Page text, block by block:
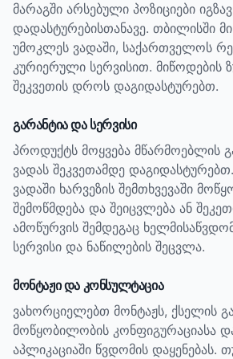
მარაგში არსებული პოზიციები
დადასტურებისთანავე. თბილისში
უმოკლეს ვადაში, საქართველოს
კურიერული სერვისით. მიწოდების
შეკვეთის დროს დაგიდასტურებთ.
გარანტია და სერვისი
პროდუქტს მოყვება მწარმოებლის
ვადას შეკვეთამდე დაგიდასტურებთ.
ვადაში ხარვეზის შემთხვევაში
შემოწმდება და შეიცვლება ან
ამოწურვის შემდეგაც
სერვისი და ნაწილების შეცვლა.
მონტაჟი და კონსულტაცია
ვახორციელებთ მონტაჟს, ქსელის
მოწყობილობის კონფიგურაციასა
აპლიკაციაში წვდომის დაყენებას.